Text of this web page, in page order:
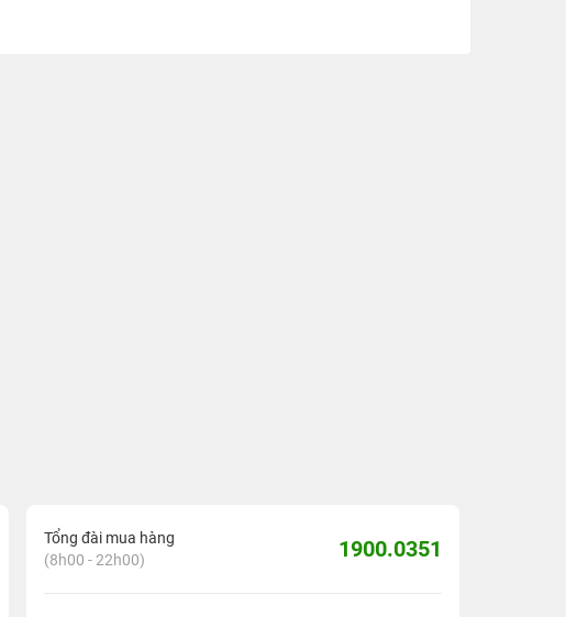
Tổng đài mua hàng
(8h00 - 22h00)
1900.0351